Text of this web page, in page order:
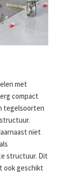
met
compact
tegelsoorten
niet
structuur. Dit
ook geschikt